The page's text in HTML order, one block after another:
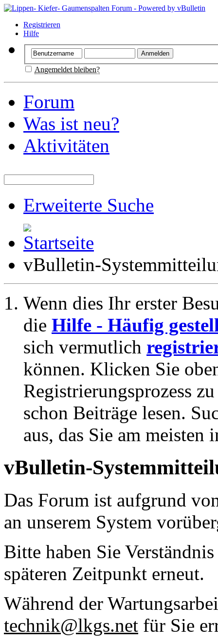
Registrieren
Hilfe
Angemeldet bleiben?
Forum
Was ist neu?
Aktivitäten
Erweiterte Suche
vBulletin-
Wenn dies Ihr erster
die Hilfe - Häufig
sich vermutlich
können. Klicken Sie
Registrierungsprozess
schon Beiträge lesen.
aus, das Sie am meisten
vBulletin-
Das Forum ist aufgrund
an unserem System
Bitte haben Sie
späteren Zeitpunkt erneut.
Während der
technik@lkgs.net für Sie